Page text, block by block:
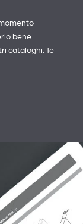
bene
cataloghi. Te